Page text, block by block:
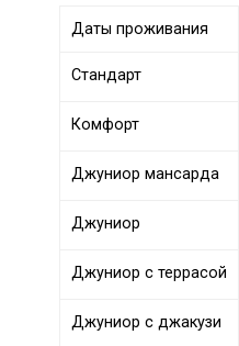
Даты проживания
Стандарт
Комфорт
Джуниор мансарда
Джуниор
Джуниор с террасой
Джуниор с джакузи